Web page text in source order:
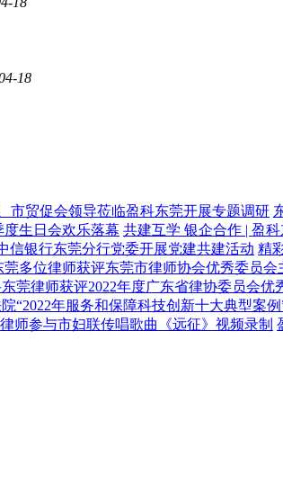
18
市贸促会领导莅临盈科东莞开展专题调研
生日会欢乐落幕 共建互学 银企合作 | 盈
信银行东莞分行党委开展党建共建活动 精
莞多位律师获评东莞市律师协会优秀委员会
莞律师获评2022年度广东省律协委员会优
“2022年服务和保障科技创新十大典型案例
师参与市妇联传唱歌曲《远征》视频录制